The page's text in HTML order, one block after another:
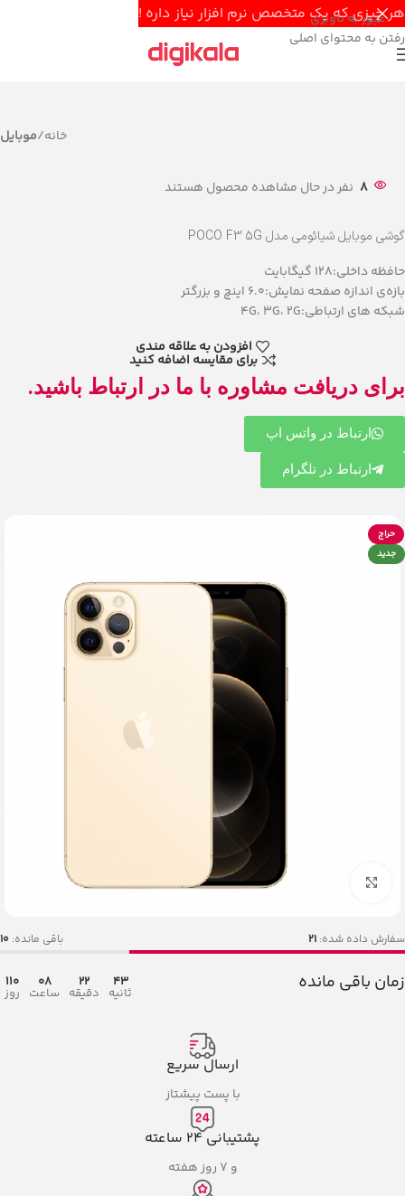
عبور به ناوبری
رفتن به محتوای اصلی
خانه موبایل
8 نفر در حال مشاهده محصول هستند
گوشی موبایل شیائومی مدل POCO F3 5G
حافظه داخلی:128 گیگابایت
بازه‌ی اندازه صفحه نمایش:6.0 اینچ و بزرگتر
شبکه های ارتباطی:4G، 3G، 2G
افزودن به علاقه مندی
برای مقایسه اضافه کنید
برای دریافت مشاوره با ما در ارتباط باشید.
ارتباط در واتس اپ
ارتباط در تلگرام
حراج
جدید
بزرگنمایی تصویر
سفارش داده شده: 21 باقی مانده: 10
زمان باقی مانده 110
روز
08
ساعت
22
دقیقه
42
ثانیه
ارسال سریع
با پست پیشتاز
پشتیبانی ۲۴ ساعته
و ۷ روز هفته
هر چیزی که یک متخصص نرم افزار نیاز داره !